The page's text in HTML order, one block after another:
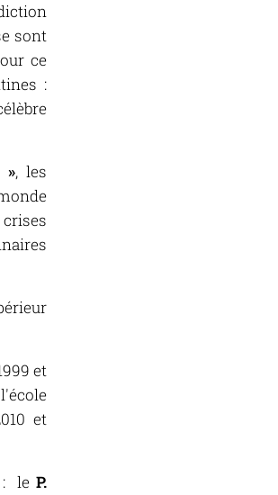
sont
ce
:
», les
et
et
: leP.